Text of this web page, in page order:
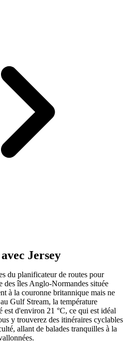
Jersey
du planificateur de routes pour
des îles Anglo-Normandes située
à la couronne britannique mais ne
Gulf Stream, la température
est d'environ 21 °C, ce qui est idéal
y trouverez des itinéraires cyclables
allant de balades tranquilles à la